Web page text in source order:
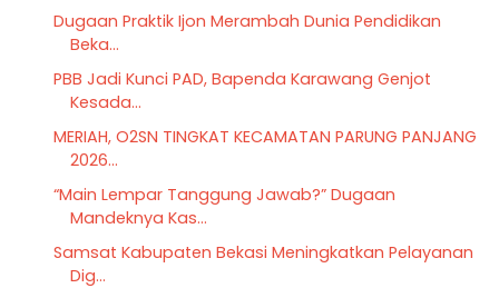
Dugaan Praktik Ijon Merambah Dunia Pendidikan
Beka...
PBB Jadi Kunci PAD, Bapenda Karawang Genjot
Kesada...
MERIAH, O2SN TINGKAT KECAMATAN PARUNG PANJANG
2026...
“Main Lempar Tanggung Jawab?” Dugaan
Mandeknya Kas...
Samsat Kabupaten Bekasi Meningkatkan Pelayanan
Dig...